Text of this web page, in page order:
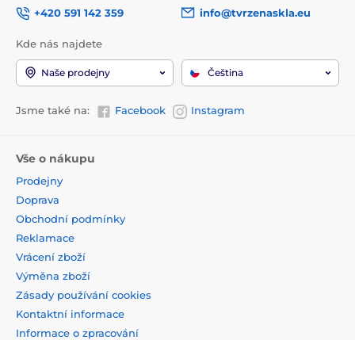
+420 591 142 359
info@tvrzenaskla.eu
Kde nás najdete
Naše prodejny Čeština
Jsme také na: Facebook Instagram
Vše o nákupu
Prodejny
Doprava
Obchodní podmínky
Reklamace
Vrácení zboží
Výměna zboží
Zásady používání cookies
Kontaktní informace
Informace o zpracování